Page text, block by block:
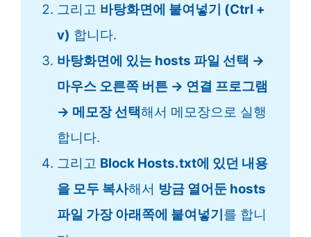
그리고 바탕화면에 붙여넣기 (Ctrl +
v) 합니다.
바탕화면에 있는 hosts 파일 선택 →
마우스 오른쪽 버튼 → 연결 프로그램
→ 메모장 선택해서 메모장으로 실행
합니다.
그리고 Block Hosts.txt에 있던 내용
을 모두 복사해서 방금 열어둔 hosts
파일 가장 아래쪽에 붙여넣기 를 합니